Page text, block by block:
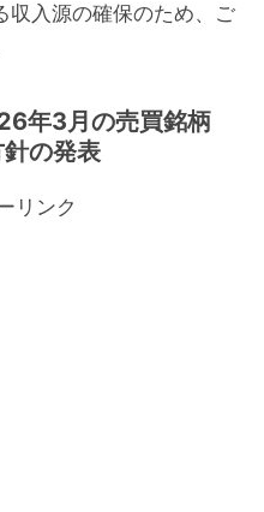
収入源の確保のため、ご
年3月の売買銘柄
の発表
リンク